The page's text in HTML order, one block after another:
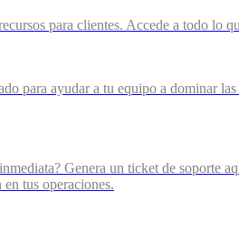
para clientes. Accede a todo lo
para ayudar a tu equipo a dominar
Genera un ticket de soporte
tus operaciones.